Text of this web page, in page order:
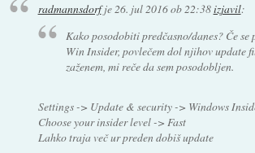
radmannsdorfje26. jul 2016 ob 22:38izjavil:
Kako posodobiti predčasno/danes? Če
Win Insider, povlečem dol njihov update
zaženem, mi reče da sem posodobljen.
Settings -> Update & security -> Windows
Choose your insider level -> Fast
Lahko traja več ur preden dobiš update